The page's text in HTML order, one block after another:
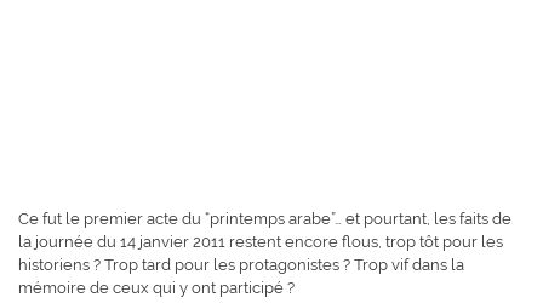
Ce fut le premier acte du “printemps arabe”… et pourtant, les faits de
la journée du 14 janvier 2011 restent encore flous, trop tôt pour les
historiens ? Trop tard pour les protagonistes ? Trop vif dans la
mémoire de ceux qui y ont participé ?